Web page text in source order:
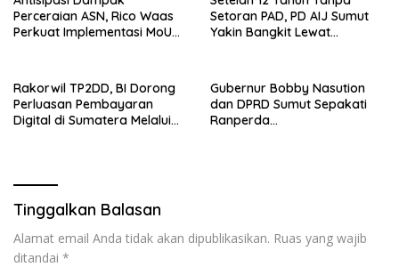
Perceraian ASN, Rico Waas
Perkuat Implementasi MoU
Setoran PAD, PD AIJ Sumut
Yakin Bangkit Lewat
Rakorwil TP2DD, BI Dorong
Perluasan Pembayaran
Digital di Sumatera Melalui
Gubernur Bobby Nasution
dan DPRD Sumut Sepakati
Ranperda
Tinggalkan Balasan
Alamat email Anda tidak akan dipublikasikan. Ruas yang wajib
ditandai *